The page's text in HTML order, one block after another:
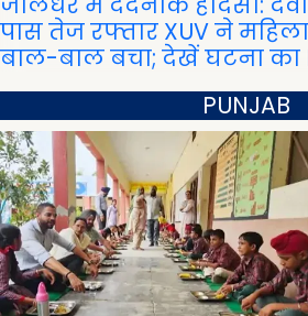
पास तेज रफ्तार XUV ने
बाल-बाल बचा; देखें घटना का
PUNJAB